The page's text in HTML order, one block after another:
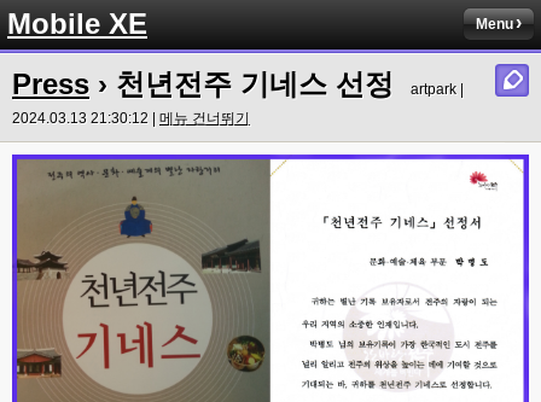
Mobile XE Menu
Press › 천년전주 기네스 선정
artpark |
2024.03.13 21:30:12 | 메뉴 건너뛰기